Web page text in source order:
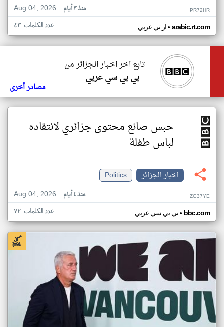
Aug 04, 2026
منذ ٣ أيام PR72HR
ار تي عربي• arabic.rt.com عدد الكلمات: ٤٣
تابع اخر اخبار الجزائر من
بي بي سي عربي
مصادر أخرى
حبس صانع محتوى جزائري لانتقاده
لباس طفلة
اخبار الجزائر
Politics
Aug 04, 2026
منذ ٤ أيام ZG37YE
بي بي سي عربي• bbc.com عدد الكلمات: ٧٢